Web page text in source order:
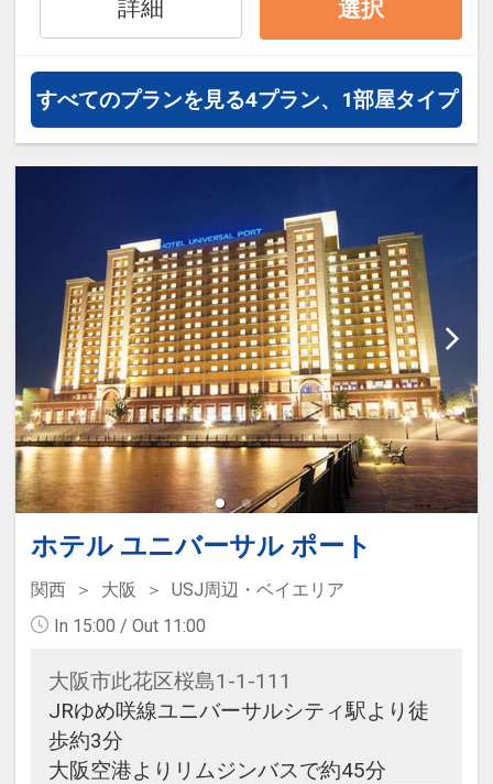
グループにも最適！何度泊まって
客室＆ロビーで無線LAN（Wi-Fl）完
備。
詳細 選択
すべてのプランを見る4プラン、1部屋タイプ
ホテル ユニバーサル ポート
関西 大阪
USJ周辺・ベイエリア
In 15:00 / Out 11:00
大阪市此花区桜島1-1-111
JRゆめ咲線ユニバーサルシティ駅より徒
歩約3分
大阪空港よりリムジンバスで約45分